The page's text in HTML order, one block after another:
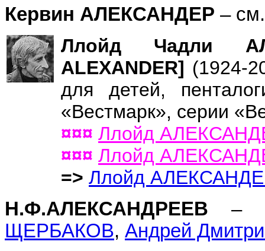
Кервин АЛЕКСАНДЕР –
Ллойд Чадли
ALEXANDER] (1924-
для детей,
«Вестмарк», серии
¤¤¤ Ллойд
¤¤¤ Ллойд
=> Ллойд
Н.Ф.АЛЕКСАНДРЕЕВ –
ЩЕРБАКОВ, Андрей